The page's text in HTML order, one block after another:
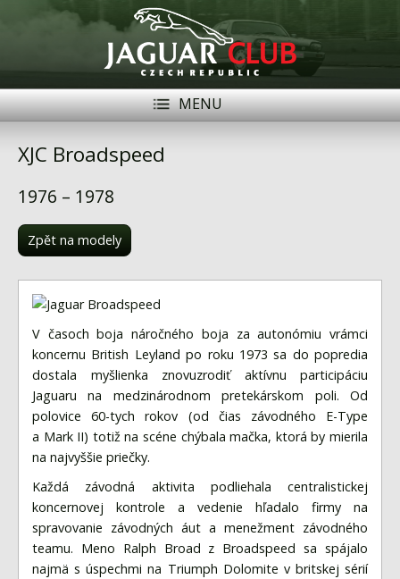
MENU
Členové
Naše vozy
Akce
Inzerce
Fórum
Videa
XJC Broadspeed
1976 – 1978
Zpět na modely
V časoch boja náročného boja za autonómiu vrámci
koncernu British Leyland po roku 1973 sa do popredia
dostala myšlienka znovuzrodiť aktívnu participáciu
Jaguaru na medzinárodnom pretekárskom poli. Od
polovice 60-tych rokov (od čias závodného E-Type
a Mark II) totiž na scéne chýbala mačka, ktorá by mierila
na najvyššie priečky.
Každá závodná aktivita podliehala centralistickej
koncernovej kontrole a vedenie hľadalo firmy na
spravovanie závodných áut a menežment závodného
teamu. Meno Ralph Broad z Broadspeed sa spájalo
najmä s úspechmi na Triumph Dolomite v britskej sérií